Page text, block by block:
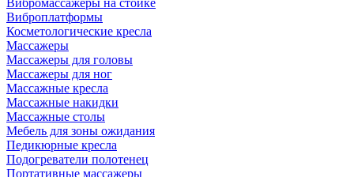
Вибромассажёры на стойке
Виброплатформы
Косметологические кресла
Массажеры
Массажеры для головы
Массажеры для ног
Массажные кресла
Массажные накидки
Массажные столы
Мебель для зоны ожидания
Педикюрные кресла
Подогреватели полотенец
Портативные массажеры